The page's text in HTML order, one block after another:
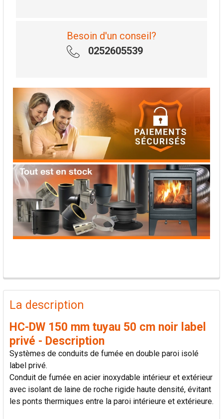
Besoin d'un conseil?
0252605539
PRODUITS
FRÉQUEMMENT
ACHETÉS
SÉLECTIONNER
AJOUTER
LA
SÉLECTION
AU PANIER
La description
HC-DW 150 mm tuyau 50 cm noir label
privé - Description
Systèmes de conduits de fumée en double paroi isolé
label privé.
Conduit de fumée en acier inoxydable intérieur et extérieur
avec isolant de laine de roche rigide haute densité, évitant
les ponts thermiques entre la paroi intérieure et extérieure.